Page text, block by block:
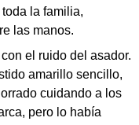
la familia,
las manos.
el ruido del asador.
amarillo sencillo,
cuidando a los
pero lo había